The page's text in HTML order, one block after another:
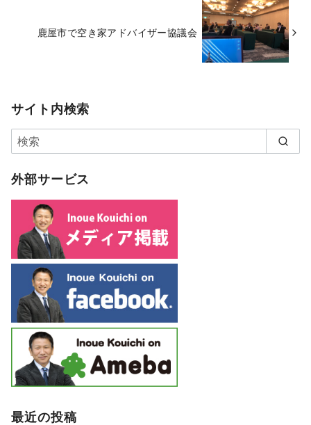
鹿屋市で空き家アドバイザー協議会
サイト内検索
外部サービス
最近の投稿